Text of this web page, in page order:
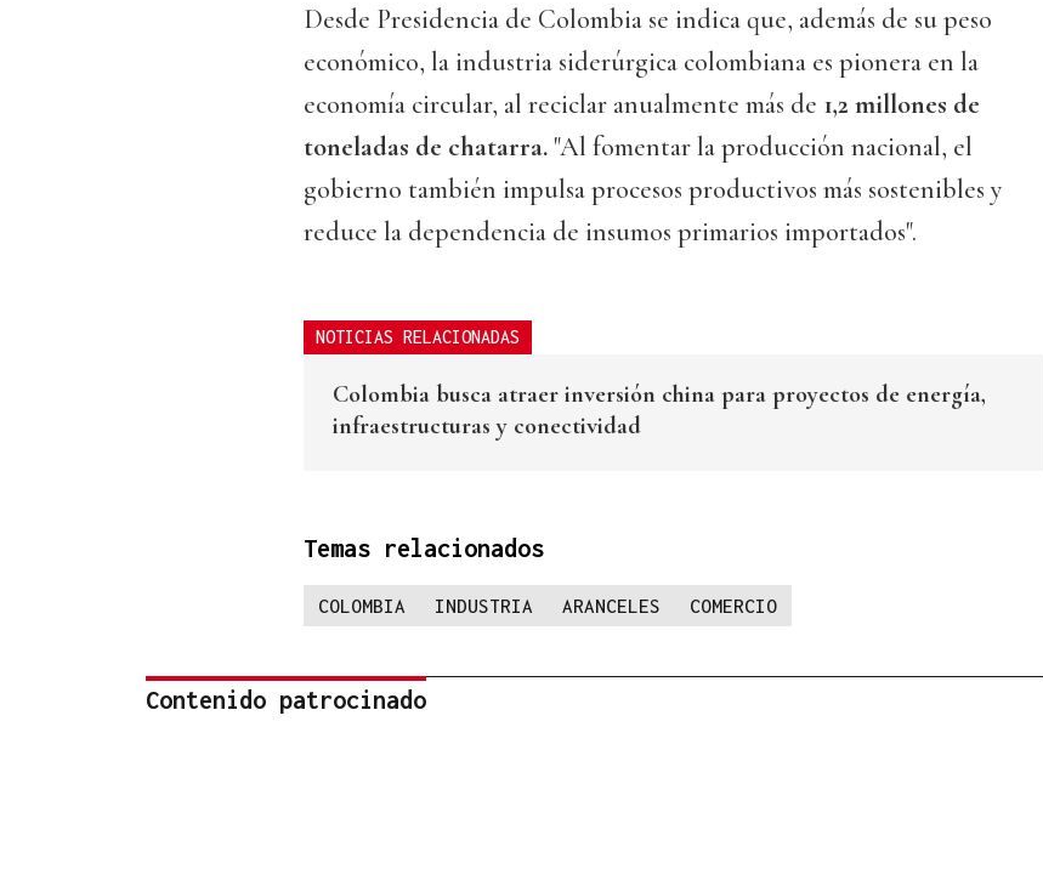
Desde Presidencia de Colombia se indica que, además de su peso
económico, la industria siderúrgica colombiana es pionera en la
economía circular, al reciclar anualmente más de 1,2 millones de
toneladas de chatarra. "Al fomentar la producción nacional, el
gobierno también impulsa procesos productivos más sostenibles y
reduce la dependencia de insumos primarios importados".
NOTICIAS RELACIONADAS
Colombia busca atraer inversión china para proyectos de energía,
infraestructuras y conectividad
Temas relacionados
COLOMBIA INDUSTRIA ARANCELES COMERCIO
Contenido patrocinado